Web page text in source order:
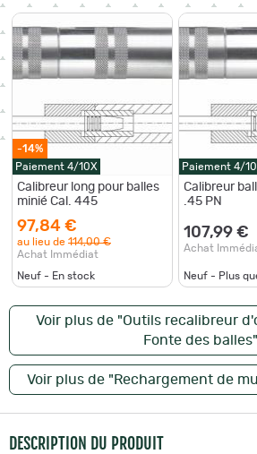
-14%
Paiement 4/10X
Calibreur long pour balles
minié Cal. 445
97,84 €
au lieu de 114,00 €
Achat Immédiat
Neuf - En stock
Paiement 4/
Calibreur
.45 PN
107,99 €
Achat
Neuf - Plus
Voir plus de "Outils recalibreur
Fonte des balles"
Voir plus de "Rechargement de
DESCRIPTION DU PRODUIT